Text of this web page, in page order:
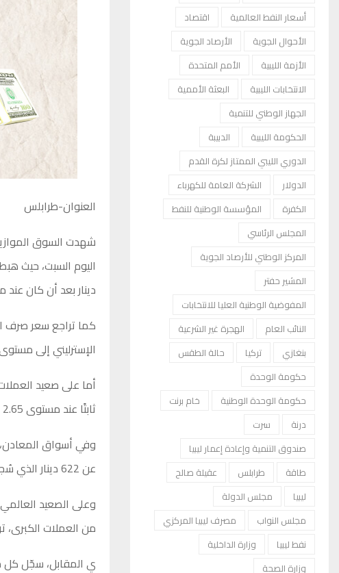
العنوان-طرابلس
شهدت السوق الموازية
دينار بعد أن كان عند مستوى
الإسترليني إلى مستوى 10 دنانير مقارنة بـ10.30 دينار
ثابتًا عند مستوى 2.65 دينار ليبي.
عن 622 دينار الذي سُجل يوم الخميس.
وعلى الصعيد
من العملات الكبرى،
ي المقابل، سجّل كل
أسعار النفط العالمية
اقتصاد
الأحوال الجوية
الأرصاد الجوية
الأزمة الليبية
الأمم المتحدة
الانتخابات الليبية
البعثة الأممية
الجهاز الوطني للتنمية
الحكومة الليبية
الدبيبة
الدوري الليبي الممتاز لكرة القدم
الدولار
الشركة العامة للكهرباء
الكفرة
المؤسسة الوطنية للنفط
المجلس الرئاسي
المركز الوطني للأرصاد الجوية
المشير حفتر
المفوضية الوطنية العليا للانتخابات
النائب العام
الهجرة غير الشرعية
بنغازي
تركيا
حالة الطقس
حكومة الوحدة
حكومة الوحدة الوطنية
خام برنت
درنة
سرت
صندوق التنمية وإعادة إعمار ليبيا
طاقة
طرابلس
عقيلة صالح
ليبيا
مجلس الدولة
مجلس النواب
مصرف ليبيا المركزي
نفط ليبيا
وزارة الداخلية
وزارة الصحة